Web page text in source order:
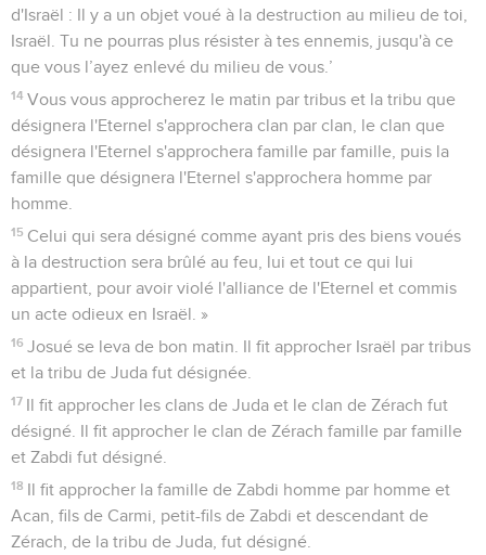
d'Israël : Il y a un objet voué à la destruction au milieu de toi,
Israël. Tu ne pourras plus résister à tes ennemis, jusqu'à ce
que vous l’ayez enlevé du milieu de vous.’
14 Vous vous approcherez le matin par tribus et la tribu que
désignera l'Eternel s'approchera clan par clan, le clan que
désignera l'Eternel s'approchera famille par famille, puis la
famille que désignera l'Eternel s'approchera homme par
homme.
15 Celui qui sera désigné comme ayant pris des biens voués
à la destruction sera brûlé au feu, lui et tout ce qui lui
appartient, pour avoir violé l'alliance de l'Eternel et commis
un acte odieux en Israël. »
16 Josué se leva de bon matin. Il fit approcher Israël par tribus
et la tribu de Juda fut désignée.
17 Il fit approcher les clans de Juda et le clan de Zérach fut
désigné. Il fit approcher le clan de Zérach famille par famille
et Zabdi fut désigné.
18 Il fit approcher la famille de Zabdi homme par homme et
Acan, fils de Carmi, petit-fils de Zabdi et descendant de
Zérach, de la tribu de Juda, fut désigné.